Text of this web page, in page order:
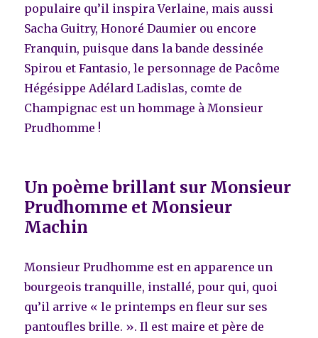
populaire qu’il inspira Verlaine, mais aussi
Sacha Guitry, Honoré Daumier ou encore
Franquin, puisque dans la bande dessinée
Spirou et Fantasio, le personnage de Pacôme
Hégésippe Adélard Ladislas, comte de
Champignac est un hommage à Monsieur
Prudhomme !
Un poème brillant sur Monsieur
Prudhomme et Monsieur
Machin
Monsieur Prudhomme est en apparence un
bourgeois tranquille, installé, pour qui, quoi
qu’il arrive « le printemps en fleur sur ses
pantoufles brille. ». Il est maire et père de